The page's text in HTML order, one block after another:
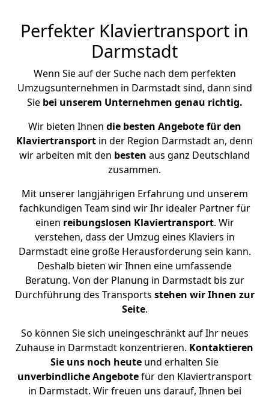
Perfekter Klaviertransport in
Darmstadt
Wenn Sie auf der Suche nach dem perfekten
Umzugsunternehmen in Darmstadt sind, dann sind
Sie bei unserem Unternehmen genau richtig.
Wir bieten Ihnen die besten Angebote für den
Klaviertransport in der Region Darmstadt an, denn
wir arbeiten mit den besten aus ganz Deutschland
zusammen.
Mit unserer langjährigen Erfahrung und unserem
fachkundigen Team sind wir Ihr idealer Partner für
einen reibungslosen Klaviertransport. Wir
verstehen, dass der Umzug eines Klaviers in
Darmstadt eine große Herausforderung sein kann.
Deshalb bieten wir Ihnen eine umfassende
Beratung. Von der Planung in Darmstadt bis zur
Durchführung des Transports stehen wir Ihnen zur
Seite.
So können Sie sich uneingeschränkt auf Ihr neues
Zuhause in Darmstadt konzentrieren. Kontaktieren
Sie uns noch heute und erhalten Sie
unverbindlicheAngebotefür den Klaviertransport
in Darmstadt. Wir freuen uns darauf, Ihnen bei